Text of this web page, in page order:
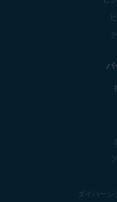
パ
ダイバーシ